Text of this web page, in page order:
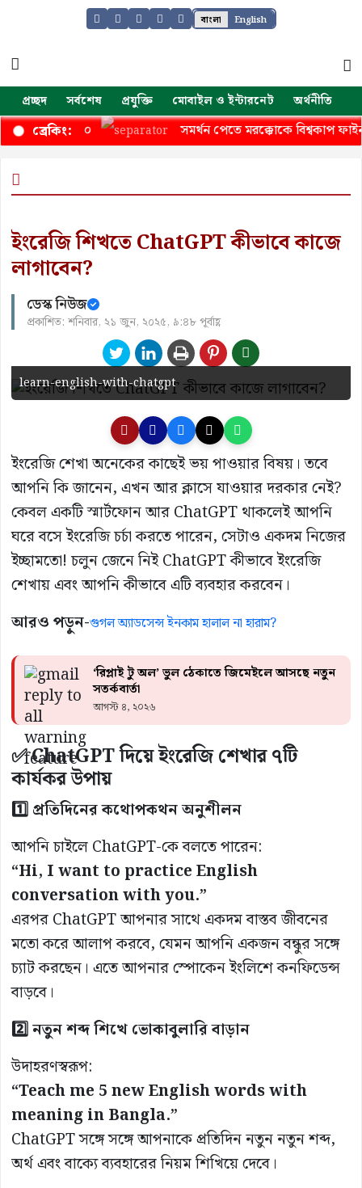
বাংলা English
প্রচ্ছদ সর্বশেষ প্রযুক্তি মোবাইল ও ইন্টারনেট অর্থনীতি
ব্রেকিং:
৩৫০ সমর্থন পেতে মরক্কোকে বিশ্বকাপ ফাইনাল
ইংরেজি শিখতে ChatGPT কীভাবে কাজে
লাগাবেন?
ডেস্ক নিউজ
প্রকাশিত: শনিবার, ২১ জুন, ২০২৫, ৯:৪৮ পূর্বাহ্ণ
learn-english-with-chatgpt
ইংরেজি শেখা অনেকের কাছেই ভয় পাওয়ার বিষয়। তবে
আপনি কি জানেন, এখন আর ক্লাসে যাওয়ার দরকার নেই?
কেবল একটি স্মার্টফোন আর ChatGPT থাকলেই আপনি
ঘরে বসে ইংরেজি চর্চা করতে পারেন, সেটাও একদম নিজের
ইচ্ছামতো! চলুন জেনে নিই ChatGPT কীভাবে ইংরেজি
শেখায় এবং আপনি কীভাবে এটি ব্যবহার করবেন।
আরও পড়ুন-গুগল অ্যাডসেন্স ইনকাম হালাল না হারাম?
‘রিপ্লাই টু অল’ ভুল ঠেকাতে জিমেইলে আসছে নতুন
সতর্কবার্তা
আগস্ট ৪, ২০২৬
✅ ChatGPT দিয়ে ইংরেজি শেখার ৭টি
কার্যকর উপায়
1️⃣ প্রতিদিনের কথোপকথন অনুশীলন
আপনি চাইলে ChatGPT-কে বলতে পারেন:
“Hi, I want to practice English
conversation with you.”
এরপর ChatGPT আপনার সাথে একদম বাস্তব জীবনের
মতো করে আলাপ করবে, যেমন আপনি একজন বন্ধুর সঙ্গে
চ্যাট করছেন। এতে আপনার স্পোকেন ইংলিশে কনফিডেন্স
বাড়বে।
2️⃣ নতুন শব্দ শিখে ভোকাবুলারি বাড়ান
উদাহরণস্বরূপ:
“Teach me 5 new English words with
meaning in Bangla.”
ChatGPT সঙ্গে সঙ্গে আপনাকে প্রতিদিন নতুন নতুন শব্দ,
অর্থ এবং বাক্যে ব্যবহারের নিয়ম শিখিয়ে দেবে।